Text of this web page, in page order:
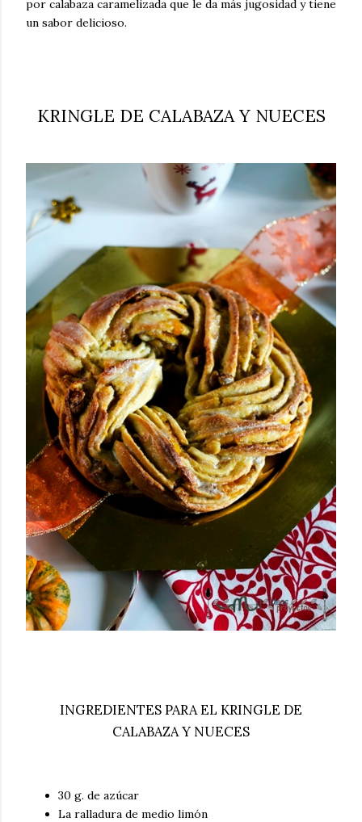
por calabaza caramelizada que le da más jugosidad y tiene
un sabor delicioso.
KRINGLE DE CALABAZA Y NUECES
INGREDIENTES PARA EL KRINGLE DE
CALABAZA Y NUECES
30 g. de azúcar
La ralladura de medio limón